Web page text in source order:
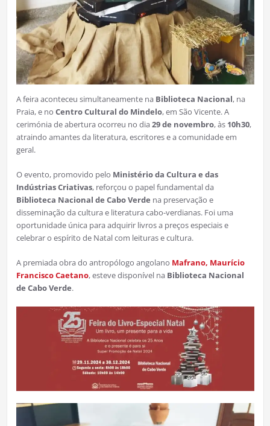
A feira aconteceu simultaneamente na Biblioteca Nacional, na
Praia, e no Centro Cultural do Mindelo, em São Vicente. A
cerimónia de abertura ocorreu no dia29 de novembro, às 10h30,
atraindo amantes da literatura, escritores e a comunidade em
geral.
O evento, promovido pelo Ministério da Cultura e das
Indústrias Criativas, reforçou o papel fundamental da
Biblioteca Nacional de Cabo Verde na preservação e
disseminação da cultura e literatura cabo-verdianas. Foi uma
oportunidade única para adquirir livros a preços especiais e
celebrar o espírito de Natal com leituras e cultura.
A premiada obra do antropólogo angolano Mafrano, Maurício
Francisco Caetano, esteve disponível na Biblioteca Nacional
de Cabo Verde.